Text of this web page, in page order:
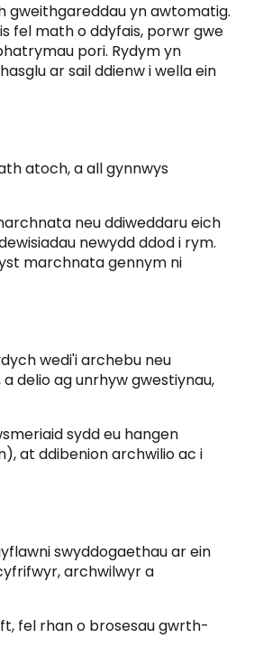
gweithgareddau yn awtomatig.
fel math o ddyfais, porwr gwe
pori. Rydym yn
ar sail ddienw i wella ein
atoch, a all gynnwys
neu ddiweddaru eich
newydd ddod i rym.
marchnata gennym ni
wedi'i archebu neu
delio ag unrhyw gwestiynau,
sydd eu hangen
at ddibenion archwilio ac i
swyddogaethau ar ein
archwilwyr a
fel rhan o brosesau gwrth-